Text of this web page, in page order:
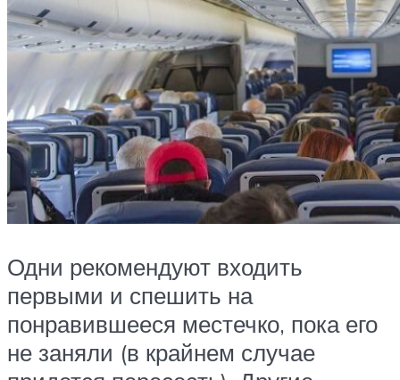
Одни рекомендуют входить
первыми и спешить на
понравившееся местечко, пока его
не заняли (в крайнем случае